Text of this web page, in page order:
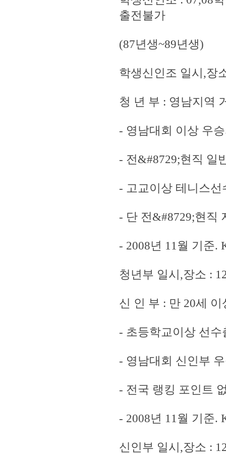
출전불가
(87년생~89년생)
학생신인조 일시,장
청 년 부 : 영남지역
- 영남대회 이상 우
- 전&#8729;현직 일
- 고교이상 테니스
- 단 전&#8729;현직
- 2008년 11월 기준.
청년부 일시,장소 :
신 인 부 : 만 20세
- 초등학교이상 선
- 영남대회 신인부
- 전국 랭킹 포인트
- 2008년 11월 기준.
신인부 일시,장소 :